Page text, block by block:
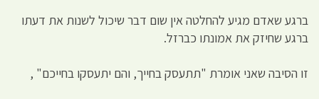
ברגע שאדם מגיע להחלטה אין שום דבר שיכול לשנות את דעתו
ברגע שחיזק את אמונתו כברזל.
זו הסיבה שאני אומרת "תתעסק בחייך, והם יתעסקו בחייכם" ,